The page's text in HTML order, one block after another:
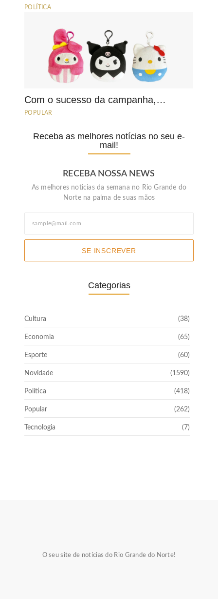
POLÍTICA
Com o sucesso da campanha,…
POPULAR
Receba as melhores notícias no seu e-
mail!
RECEBA NOSSA NEWS
As melhores noticias da semana no Rio Grande do
Norte na palma de suas mãos
SE INSCREVER
Categorias
Cultura (38)
Economia (65)
Esporte (60)
Novidade (1590)
Política (418)
Popular (262)
Tecnologia (7)
O seu site de notícias do Rio Grande do Norte!